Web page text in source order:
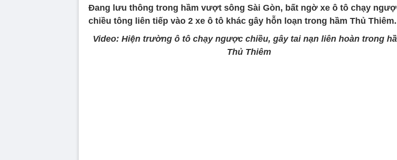
Đang lưu thông trong hầm vượt sông Sài Gòn, bất ngờ xe ô tô chạy
chiều tông liên tiếp vào 2 xe ô tô khác gây hỗn loạn trong hầm Thủ Thiêm.
Video: Hiện trường ô tô chạy ngược chiều, gây tai nạn liên hoàn trong
Thủ Thiêm